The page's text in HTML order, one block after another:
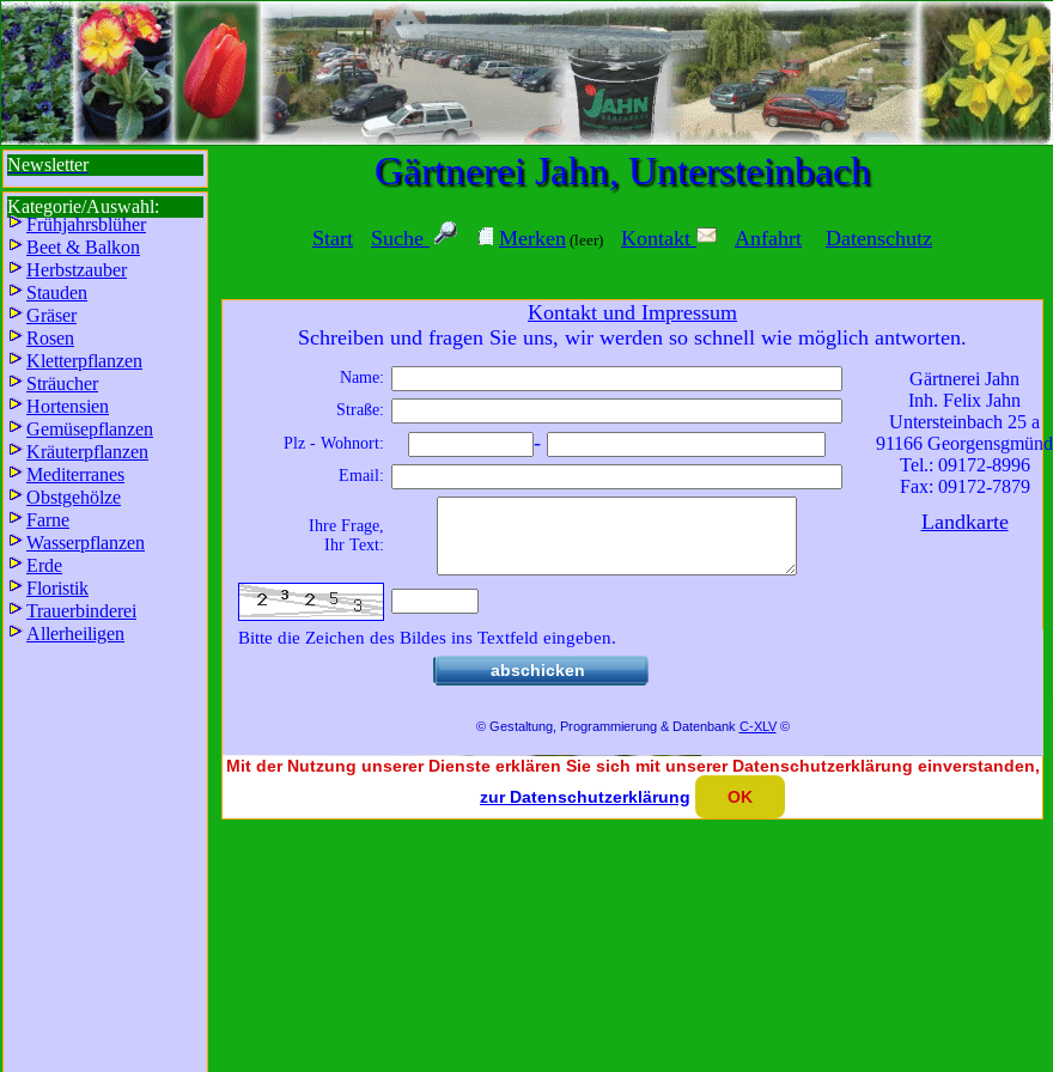
sbisbbib
Start Suche Merken (leer) Kontakt Anfahrt Datenschutz
Gärtnerei Jahn, Untersteinbach
Newsletter
Kategorie/Auswahl:
Frühjahrsblüher
Beet & Balkon
Herbstzauber
Stauden
Gräser
Rosen
Kletterpflanzen
Sträucher
Hortensien
Gemüsepflanzen
Kräuterpflanzen
Mediterranes
Obstgehölze
Farne
Wasserpflanzen
Erde
Floristik
Trauerbinderei
Allerheiligen
Wir sind für Sie da:
8 - 18 Uhr
8 - 13 Uhr
und freuen uns auf
Ihren Besuch.
Kontakt und Impressum
Schreiben und fragen Sie uns, wir werden so schnell wie möglich antworten.
Name:
Straße:
Plz - Wohnort:
-
Email:
Ihre Frage,
Ihr Text:
Bitte die Zeichen des Bildes ins Textfeld eingeben.
abschicken
Gärtnerei Jahn
Inh. Felix Jahn
Untersteinbach 25 a
91166 Georgensgmünd
Tel.: 09172-8996
Fax: 09172-7879
Landkarte
© Gestaltung, Programmierung & Datenbank C-XL V©
Mit der Nutzung unserer Dienste erklären Sie sich mit unserer Datenschutzerklärung einverstanden,
zur Datenschutzerklärung
OK